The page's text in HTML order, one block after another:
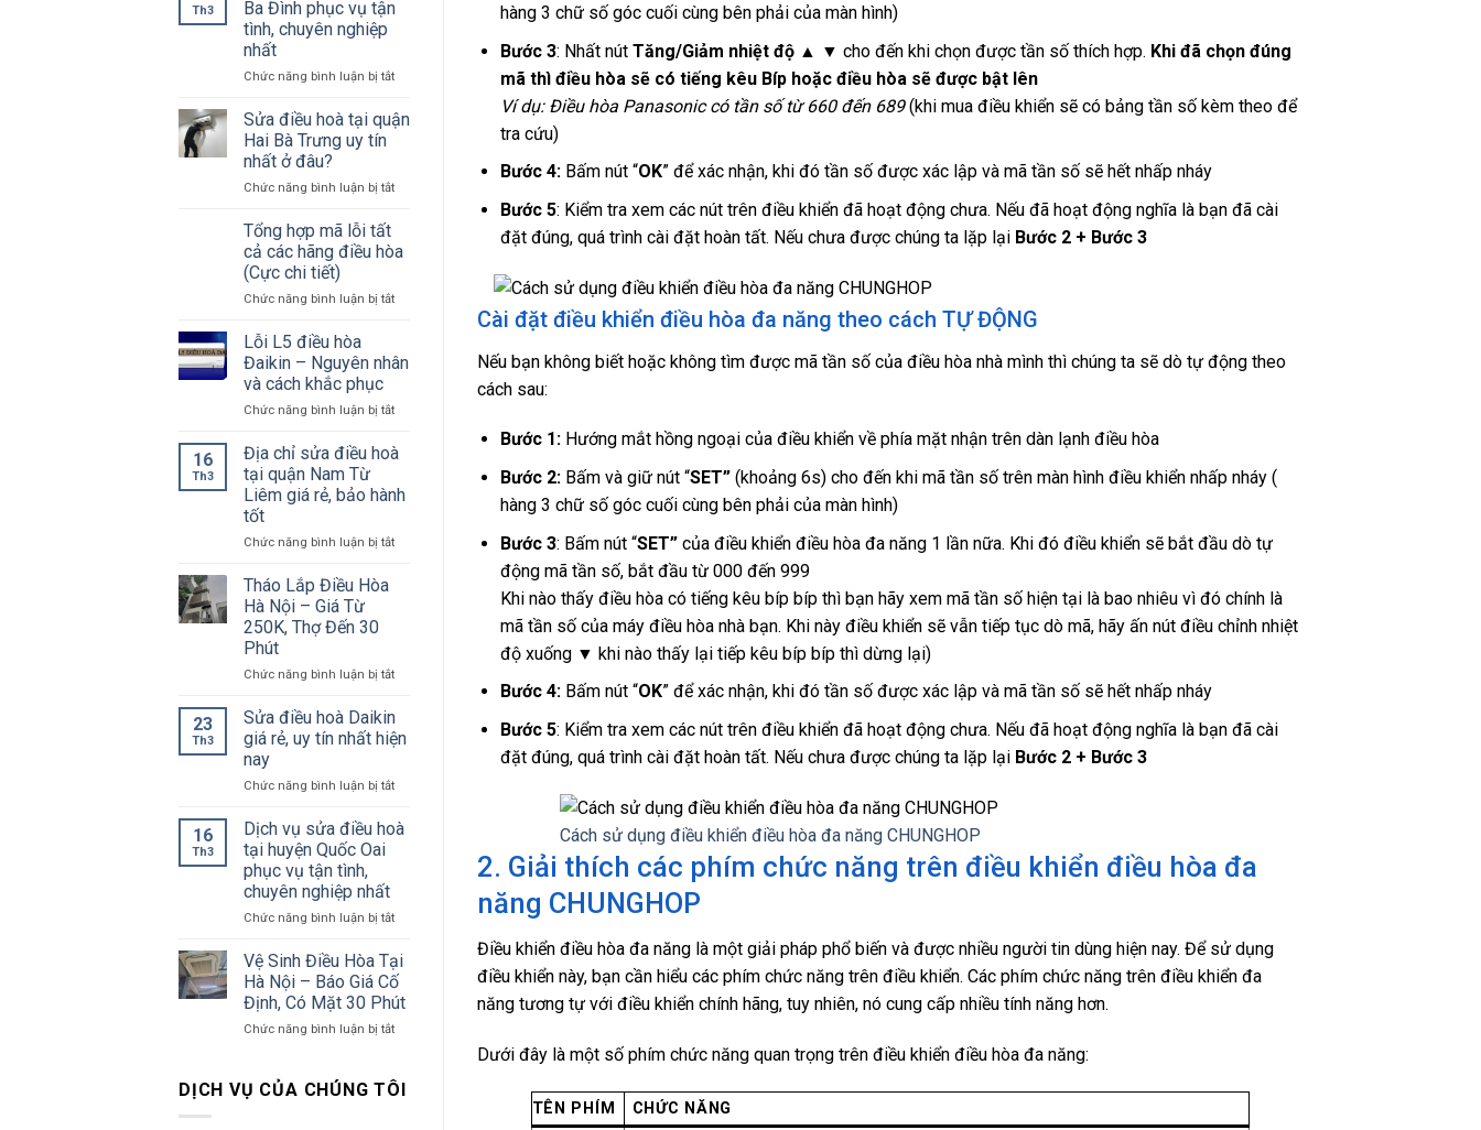
và
Bảo
Hòa
Tâm
VRV
Nội
Th3
Ba Đình phục vụ tận
tình, chuyên nghiệp
nhất
Chức năng bình luận bị tắtở
điều
hoà
Ba
tận
chuyên
Sửa điều hoà tại quận
Hai Bà Trưng uy tín
nhất ở đâu?
Chức năng bình luận bị tắtở
tại
Hai
uy
tín
ở
Tổng hợp mã lỗi tất
cả các hãng điều hòa
(Cực chi tiết)
Chức năng bình luận bị tắtở
mã
lỗi
cả
hãng
(Cực
tiết)
Lỗi L5 điều hòa
Đaikin – Nguyên nhân
và cách khắc phục
Chức năng bình luận bị tắtở
L5
Đaikin
Nguyên
16
Th3
Địa chỉ sửa điều hoà
tại quận Nam Từ
Liêm giá rẻ, bảo hành
tốt
Chức năng bình luận bị tắtở
quận
Liêm
giá
bảo
tốt
Tháo Lắp Điều Hòa
Hà Nội – Giá Từ
250K, Thợ Đến 30
Phút
Chức năng bình luận bị tắtở
Điều
Hòa
Nội
Giá
30
23
Th3
Sửa điều hoà Daikin
giá rẻ, uy tín nhất hiện
nay
Chức năng bình luận bị tắtở
điều
uy
nhất
hiện
nay
16
Th3
Dịch vụ sửa điều hoà
tại huyện Quốc Oai
phục vụ tận tình,
chuyên nghiệp nhất
Chức năng bình luận bị tắtở
vụ
sửa
điều
hoà
tại
Oai
Vệ Sinh Điều Hòa Tại
Hà Nội – Báo Giá Cố
Định, Có Mặt 30 Phút
Chức năng bình luận bị tắtở
Điều
DỊCH VỤ CỦA CHÚNG TÔI
hàng 3 chữ số góc cuối cùng bên phải của màn hình)
Bước 3: Nhất nút Tăng/Giảm nhiệt độ ▲ ▼ cho đến khi chọn được tần số thích hợp. Khi đã chọn đúng
mã thì điều hòa sẽ có tiếng kêu Bíp hoặc điều hòa sẽ được bật lên
Ví dụ: Điều hòa Panasonic có tần số từ 660 đến 689(khi mua điều khiển sẽ có bảng tần số kèm theo để
tra cứu)
Bước 4: Bấm nút “OK” để xác nhận, khi đó tần số được xác lập và mã tần số sẽ hết nhấp nháy
Bước 5: Kiểm tra xem các nút trên điều khiển đã hoạt động chưa. Nếu đã hoạt động nghĩa là bạn đã cài
đặt đúng, quá trình cài đặt hoàn tất. Nếu chưa được chúng ta lặp lại Bước 2 + Bước 3
Cài đặt điều khiển điều hòa đa năng theo cách TỰ ĐỘNG
Nếu bạn không biết hoặc không tìm được mã tần số của điều hòa nhà mình thì chúng ta sẽ dò tự động theo
cách sau:
Bước 1: Hướng mắt hồng ngoại của điều khiển về phía mặt nhận trên dàn lạnh điều hòa
Bước 2: Bấm và giữ nút “SET” (khoảng 6s) cho đến khi mã tần số trên màn hình điều khiển nhấp nháy (
hàng 3 chữ số góc cuối cùng bên phải của màn hình)
Bước 3: Bấm nút “SET”của điều khiển điều hòa đa năng 1 lần nữa. Khi đó điều khiển sẽ bắt đầu dò tự
động mã tần số, bắt đầu từ 000 đến 999
Khi nào thấy điều hòa có tiếng kêu bíp bíp thì bạn hãy xem mã tần số hiện tại là bao nhiêu vì đó chính là
mã tần số của máy điều hòa nhà bạn. Khi này điều khiển sẽ vẫn tiếp tục dò mã, hãy ấn nút điều chỉnh nhiệt
độ xuống ▼ khi nào thấy lại tiếp kêu bíp bíp thì dừng lại)
Bước 4: Bấm nút “OK” để xác nhận, khi đó tần số được xác lập và mã tần số sẽ hết nhấp nháy
Bước 5: Kiểm tra xem các nút trên điều khiển đã hoạt động chưa. Nếu đã hoạt động nghĩa là bạn đã cài
đặt đúng, quá trình cài đặt hoàn tất. Nếu chưa được chúng ta lặp lại Bước 2 + Bước 3
Cách sử dụng điều khiển điều hòa đa năng CHUNGHOP
2. Giải thích các phím chức năng trên điều khiển điều hòa đa
năng CHUNGHOP
Điều khiển điều hòa đa năng là một giải pháp phổ biến và được nhiều người tin dùng hiện nay. Để sử dụng
điều khiển này, bạn cần hiểu các phím chức năng trên điều khiển. Các phím chức năng trên điều khiển đa
năng tương tự với điều khiển chính hãng, tuy nhiên, nó cung cấp nhiều tính năng hơn.
Dưới đây là một số phím chức năng quan trọng trên điều khiển điều hòa đa năng:
TÊN PHÍM
CHỨC NĂNG